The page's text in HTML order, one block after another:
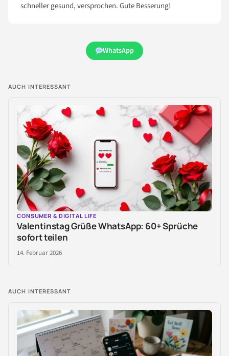
schneller gesund, versprochen. Gute Besserung!
WhatsApp
AUCH INTERESSANT
CONSUMER & DIGITAL LIFE
Valentinstag Grüße WhatsApp: 60+ Sprüche
sofort teilen
14. Februar 2026
AUCH INTERESSANT